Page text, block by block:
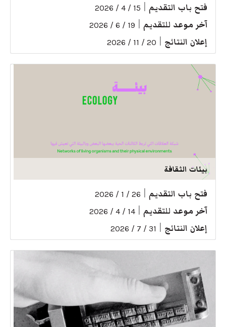
فتح باب التقديم 15 / 4 / 2026
آخر موعد للتقديم 19 / 6 / 2026
إعلان النتائج 20 / 11 / 2026
بيئات الثقافة
فتح باب التقديم 26 / 1 / 2026
آخر موعد للتقديم 14 / 4 / 2026
إعلان النتائج 31 / 7 / 2026